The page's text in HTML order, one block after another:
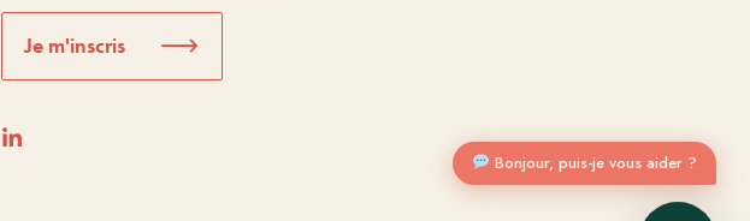
Bonjour, puis-je vous aider ?
Je m'inscris